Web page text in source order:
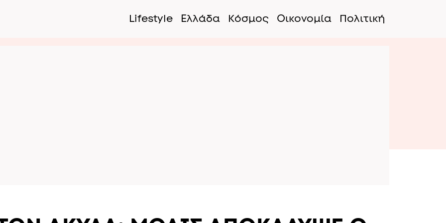
Lifestyle
Ελλάδα Κόσμος Οικονομία Πολιτική